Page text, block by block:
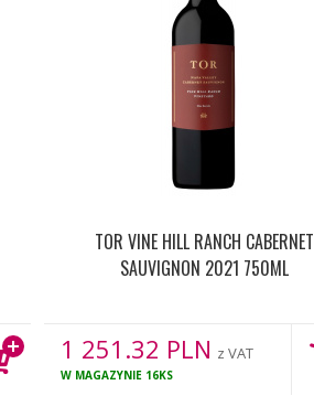
TOR VINE HILL RANCH CABERNET
SAUVIGNON 2021 750ML
1 251.32 PLN z VAT
W MAGAZYNIE 16KS